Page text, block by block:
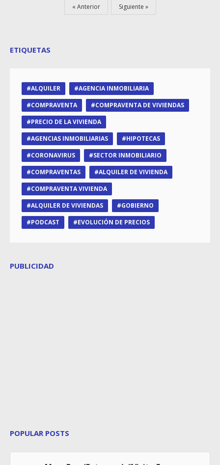
Anterior Siguiente
ETIQUETAS
ALQUILER
AGENCIA INMOBILIARIA
COMPRAVENTA
COMPRAVENTA DE VIVIENDAS
PRECIO DE LA VIVIENDA
AGENCIAS INMOBILIARIAS
HIPOTECAS
CORONAVIRUS
SECTOR INMOBILIARIO
COMPRAVENTAS
ALQUILER DE VIVIENDA
COMPRAVENTA VIVIENDA
ALQUILER DE VIVIENDAS
GOBIERNO
PODCAST
EVOLUCIÓN DE PRECIOS
PUBLICIDAD
POPULAR POSTS